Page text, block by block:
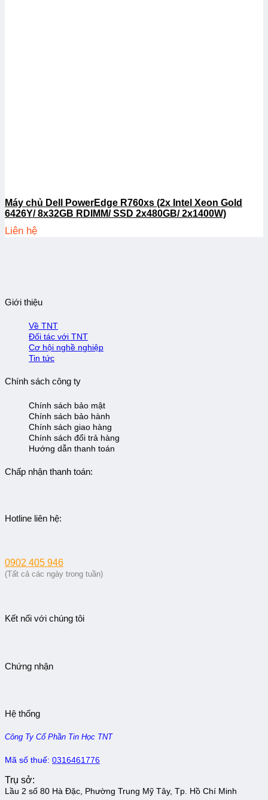
Máy chủ Dell PowerEdge R760xs (2x Intel Xeon Gold
6426Y/ 8x32GB RDIMM/ SSD 2x480GB/ 2x1400W)
Liên hệ
Giới thiệu
Về TNT
Đối tác với TNT
Cơ hội nghề nghiệp
Tin tức
Chính sách công ty
Chính sách bảo mật
Chính sách bảo hành
Chính sách giao hàng
Chính sách đổi trả hàng
Hướng dẫn thanh toán
Chấp nhận thanh toán:
Hotline liên hệ:
0902 405 946
(Tất cả các ngày trong tuần)
Kết nối với chúng tôi
Chứng nhận
Hệ thống
Công Ty Cổ Phần Tin Học TNT
Mã số thuế: 0316461776
Trụ sở:
Lầu 2 số 80 Hà Đặc, Phường Trung Mỹ Tây, Tp. Hồ Chí Minh